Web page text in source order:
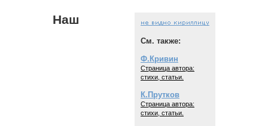
См. также:
Ф.Кривин
Страница автора:
стихи, статьи.
К.Прутков
Страница автора:
стихи, статьи.
Наш